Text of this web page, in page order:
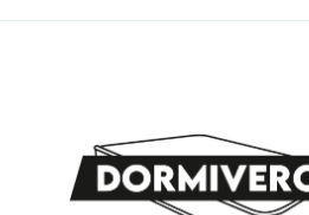
Casmir
Jacquard